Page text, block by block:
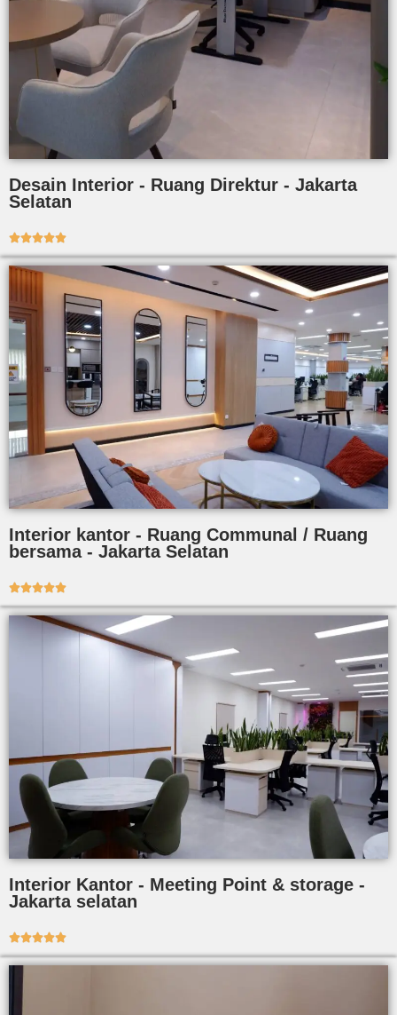
Desain Interior - Ruang Direktur - Jakarta
Selatan

Interior kantor - Ruang Communal / Ruang
bersama - Jakarta Selatan

Interior Kantor - Meeting Point & storage -
Jakarta selatan
